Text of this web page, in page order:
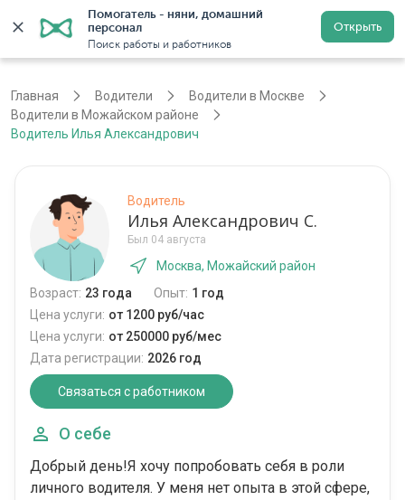
Помогатель - няни, домашний
персонал
Поиск работы и работников
Открыть
Регистрация
Главная Водители
Водители в Москве
Водители в Можайском районе
Водитель Илья Александрович
Водитель
Илья Александрович С.
Был 04 августа
Москва, Можайский район
Возраст: 23 года Опыт: 1 год
Цена услуги: от 1200 руб/час
Цена услуги: от 250000 руб/мес
Дата регистрации: 2026 год
Связаться с работником
О себе
Добрый день!Я хочу попробовать себя в роли
личного водителя. У меня нет опыта в этой сфере,